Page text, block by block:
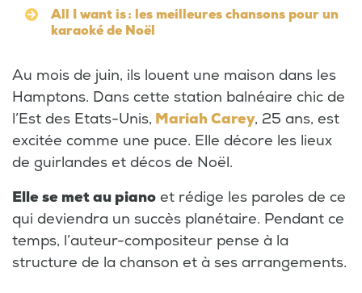
All I want is : les meilleures chansons pour un
karaoké de Noël
Au mois de juin, ils louent une maison dans les
Hamptons. Dans cette station balnéaire chic de
l’Est des Etats-Unis, Mariah Carey, 25 ans, est
excitée comme une puce. Elle décore les lieux
de guirlandes et décos de Noël.
Elle se met au piano et rédige les paroles de ce
qui deviendra un succès planétaire. Pendant ce
temps, l’auteur-compositeur pense à la
structure de la chanson et à ses arrangements.